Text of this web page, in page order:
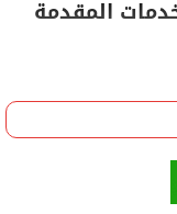
المقدمة
الغريب محافظ
لمعدلات التنفيذ